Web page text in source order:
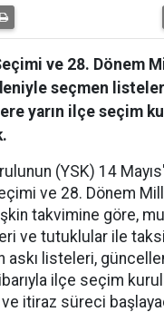
ve 28. Dönem
seçmen
yarın ilçe seçim
(YSK) 14
ve 28. Dönem
takvimine göre,
ve tutuklular ile
askı listeleri,
ilçe seçim
ve itiraz süreci